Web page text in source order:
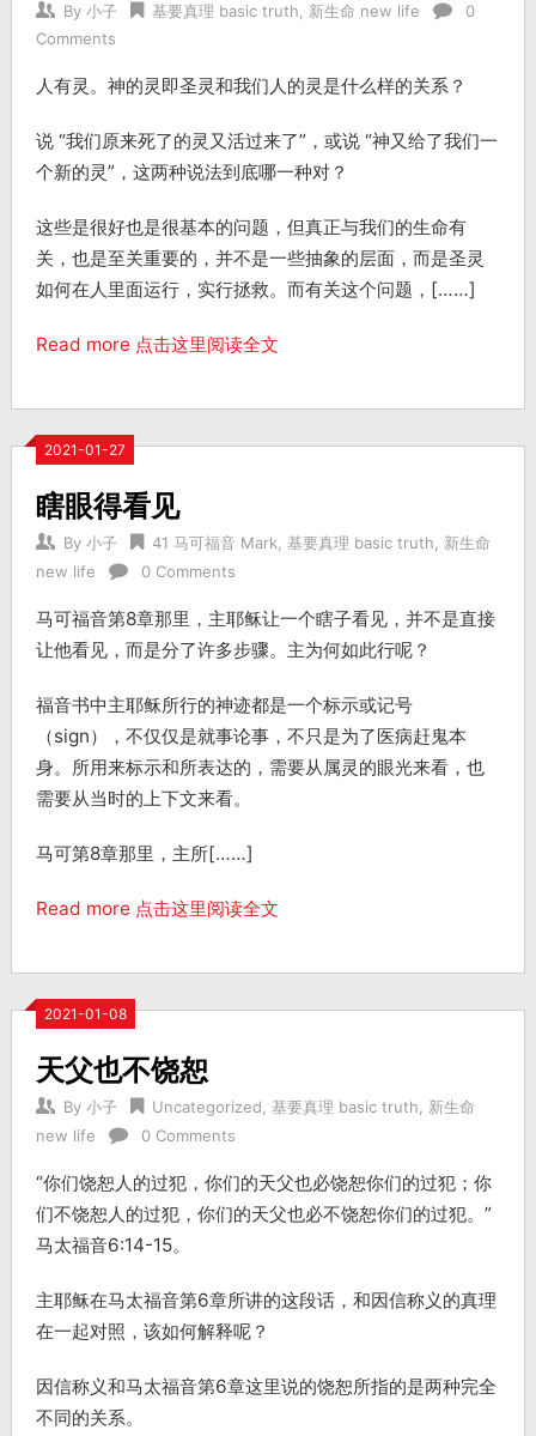
By 小子 基要真理 basic truth 新生命 new life
0
Comments
人有灵。神的灵即圣灵和我们人的灵是什么样的关系？
说 “我们原来死了的灵又活过来了”，或说 “神又给了我们一
个新的灵”，这两种说法到底哪一种对？
这些是很好也是很基本的问题，但真正与我们的生命有
关，也是至关重要的，并不是一些抽象的层面，而是圣灵
如何在人里面运行，实行拯救。而有关这个问题，[……]
Read more 点击这里阅读全文
2021-01-27
瞎眼得看见
By 小子 41 马可福音 Mark 基要真理 basic truth
新生命
new life
0 Comments
马可福音第8章那里，主耶稣让一个瞎子看见，并不是直接
让他看见，而是分了许多步骤。主为何如此行呢？
福音书中主耶稣所行的神迹都是一个标示或记号
（sign），不仅仅是就事论事，不只是为了医病赶鬼本
身。所用来标示和所表达的，需要从属灵的眼光来看，也
需要从当时的上下文来看。
马可第8章那里，主所[……]
Read more 点击这里阅读全文
2021-01-08
天父也不饶恕
By 小子 Uncategorized 基要真理 basic truth
新生命
new life
0 Comments
“你们饶恕人的过犯，你们的天父也必饶恕你们的过犯；你
们不饶恕人的过犯，你们的天父也必不饶恕你们的过犯。”
马太福音6:14-15。
主耶稣在马太福音第6章所讲的这段话，和因信称义的真理
在一起对照，该如何解释呢？
因信称义和马太福音第6章这里说的饶恕所指的是两种完全
不同的关系。